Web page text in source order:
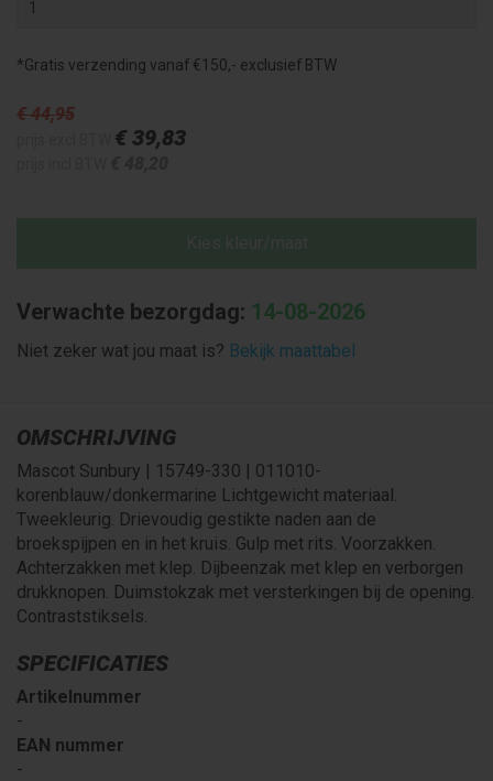
*Gratis verzending vanaf €150,- exclusief BTW
€ 44,95
€ 39,83
Verwachte bezorgdag: 14-08-2026
Niet zeker wat jou maat is? Bekijk maattabel
OMSCHRIJVING
Mascot Sunbury | 15749-330 | 011010-
korenblauw/donkermarine Lichtgewicht materiaal.
Tweekleurig. Drievoudig gestikte naden aan de
broekspijpen en in het kruis. Gulp met rits. Voorzakken.
Achterzakken met klep. Dijbeenzak met klep en verborgen
drukknopen. Duimstokzak met versterkingen bij de opening.
Contraststiksels.
SPECIFICATIES
Artikelnummer
-
EAN nummer
-